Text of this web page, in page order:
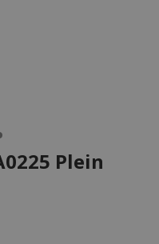
Plein